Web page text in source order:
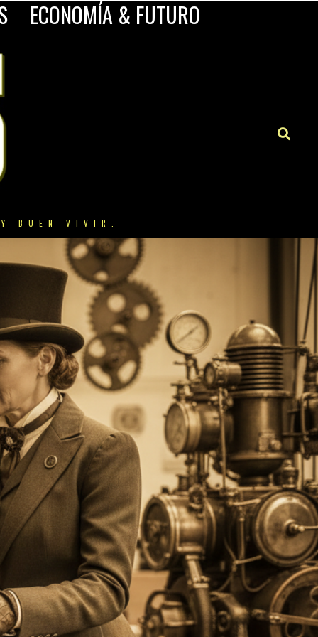
ECONOMÍA & FUTURO
BUEN VIVIR.